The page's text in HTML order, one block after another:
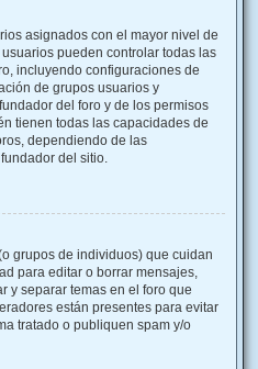
asignados con el mayor nivel de
pueden controlar todas las
incluyendo configuraciones de
de grupos usuarios y
del foro y de los permisos
tienen todas las capacidades de
dependiendo de las
del sitio.
grupos de individuos) que cuidan
para editar o borrar mensajes,
y separar temas en el foro que
están presentes para evitar
tratado o publiquen spam y/o